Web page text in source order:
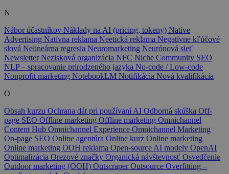
N
Nábor účastníkov Náklady na AI (pricing, tokeny) Native
Advertising Natívna reklama Neetická reklama Negatívne kľúčové
slová Nelineárna regresia Neuromarketing Neurónová sieť
NewsletterNezisková organizácia NFC Niche Community SEO
NLP – spracovanie prirodzeného jazyka No-code / Low-code
Nonprofit marketing NotebookLM Notifikácia Nová kvalifikácia
O
Obsah kurzu Ochrana dát pri používaní AI Odborná skúška Off-
page SEO Offline marketing Offline marketing Omnichannel
Content Hub Omnichannel Experience Omnichannel Marketing
On-page SEO Online agentúra Online kurz Online marketing
Online marketing OOH reklama Open-source AI modely OpenAI
Optimalizácia Orezové značky Organická návštevnosť Osvedčenie
Outdoor marketing (OOH) OutscraperOutsource Overfitting –